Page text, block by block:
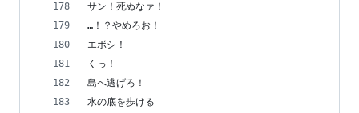
サン！死ぬなァ！
…！？やめろお！
エボシ！
くっ！
島へ逃げろ！
水の底を歩ける